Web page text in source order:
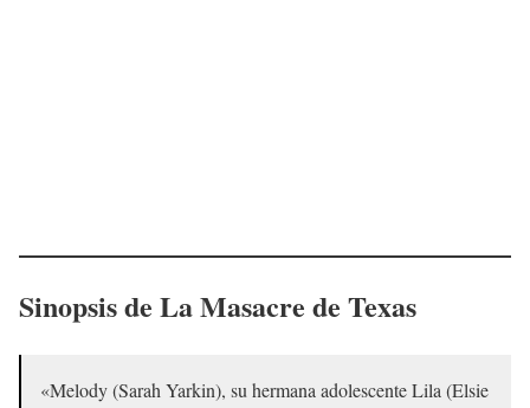
Sinopsis de La Masacre de Texas
«Melody (Sarah Yarkin), su hermana adolescente Lila (Elsie